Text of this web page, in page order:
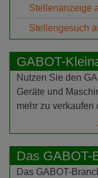
Stellenanzeige
Stellengesuch
GABOT-
Nutzen Sie den
Geräte und
mehr zu verkaufen
Das GABOT-
Das GABOT-